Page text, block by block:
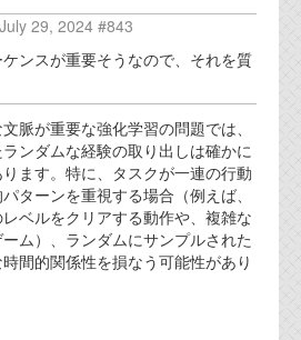
29, 2024 #843
ンスが重要そうなので、それを質
脈が重要な強化学習の問題では、
ンダムな経験の取り出しは確かに
ます。特に、タスクが一連の行動
ターンを重視する場合（例えば、
ベルをクリアする動作や、複雑な
ム）、ランダムにサンプルされた
間的関係性を損なう可能性があり